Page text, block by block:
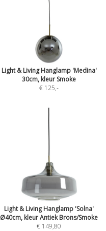
Light & Living Hanglamp 'Medina'
30cm, kleur Smoke
€ 125,-
Light & Living Hanglamp 'Solna'
Ø40cm, kleur Antiek Brons/Smoke
€ 149,80